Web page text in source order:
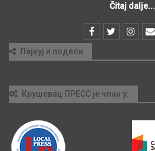
Čitaj dalje...
Лајкуј и подели
Крушевац ПРЕСС је члан у: